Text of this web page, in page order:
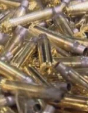
стотици
стара
на отбраната